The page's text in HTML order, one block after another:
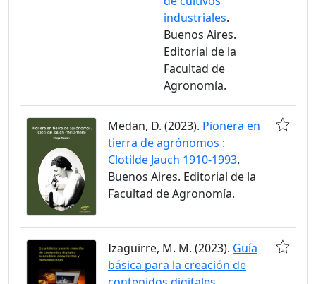
industriales.
Buenos Aires.
Editorial de la
Facultad de
Agronomía.
Medan, D. (2023). Pionera en
tierra de agrónomos :
Clotilde Jauch 1910-1993.
Buenos Aires. Editorial de la
Facultad de Agronomía.
Izaguirre, M. M. (2023). Guía
básica para la creación de